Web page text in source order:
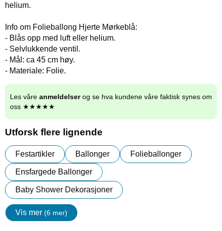
helium.
Info om Folieballong Hjerte Mørkeblå:
- Blås opp med luft eller helium.
- Selvlukkende ventil.
- Mål: ca 45 cm høy.
- Materiale: Folie.
Les våre anmeldelserog se hva kundene våre faktisk synes om
oss ★★★★★
Utforsk flere lignende
Festartikler Ballonger Folieballonger
Ensfargede Ballonger
Baby Shower Dekorasjoner
Vis mer (6 mer)
egenskaper